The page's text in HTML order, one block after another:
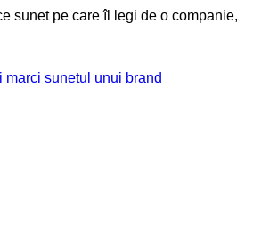
sunet pe care îl legi de o companie,
marci sunetul unui brand